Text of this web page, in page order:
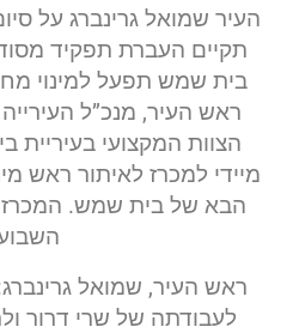
העיר שמואל גרינברג על
תקיים העברת תפקיד
בית שמש תפעל למינוי
ראש העיר, מנכ”ל
הצוות המקצועי
מיידי למכרז לאיתור ראש
הבא של בית שמש. המכרז
ראש העיר, שמואל
לעבודתה של שרי דרור